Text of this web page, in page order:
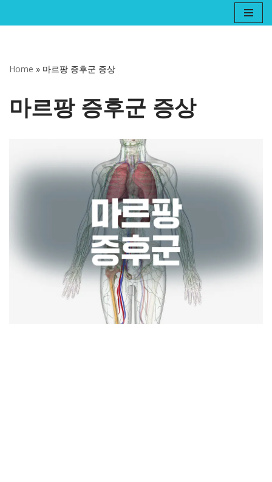
너
Home » 마르팡 증후군 증상
마르팡 증후군 증상